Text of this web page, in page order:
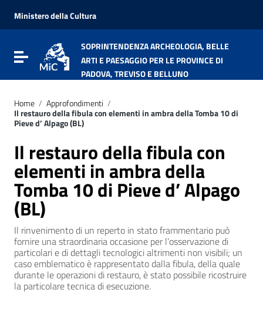
Vai al menu di navigazione
Vai al footer
Ministero della Cultura
Attiva / disattiva la navigazione
SOPRINTENDENZA ARCHEOLOGIA, BELLE
ARTI E PAESAGGIO PER LE PROVINCE DI
PADOVA, TREVISO E BELLUNO
Home / Approfondimenti /
Il restauro della fibula con elementi in ambra della Tomba 10 di
Pieve d’ Alpago (BL)
Il restauro della fibula con
elementi in ambra della
Tomba 10 di Pieve d’ Alpago
(BL)
Il rinvenimento di un reperto in stato frammentario può
fornire una straordinaria occasione per l’osservazione di
particolari e di dettagli tecnologici altrimenti non visibili; un
caso emblematico è rappresentato dalla fibula, della quale
durante le operazioni di restauro, è stato possibile ricostruire
la particolare tecnica di esecuzione.